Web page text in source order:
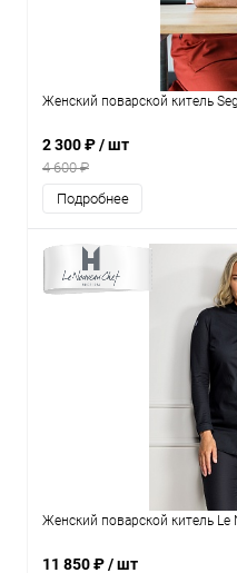
Женский поварской китель
2 300 ₽/ шт
4 600 ₽
Подробнее
Женский поварской китель
11 850 ₽/ шт